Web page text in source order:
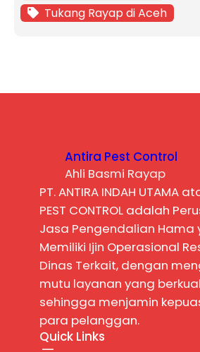
Tukang Rayap di Aceh
Antira Pest Control
Ahli Basmi Rayap
PT. ANTIRA INDAH UTAMA
PEST CONTROL adalah
Jasa Pengendalian Hama
Memiliki Ijin Operasional
Dinas Terkait, dengan
mutu layanan yang
sehingga menjamin
para pelanggan.
Quick Links